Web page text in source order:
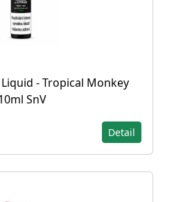
- Tropical Monkey
SnV
Detail